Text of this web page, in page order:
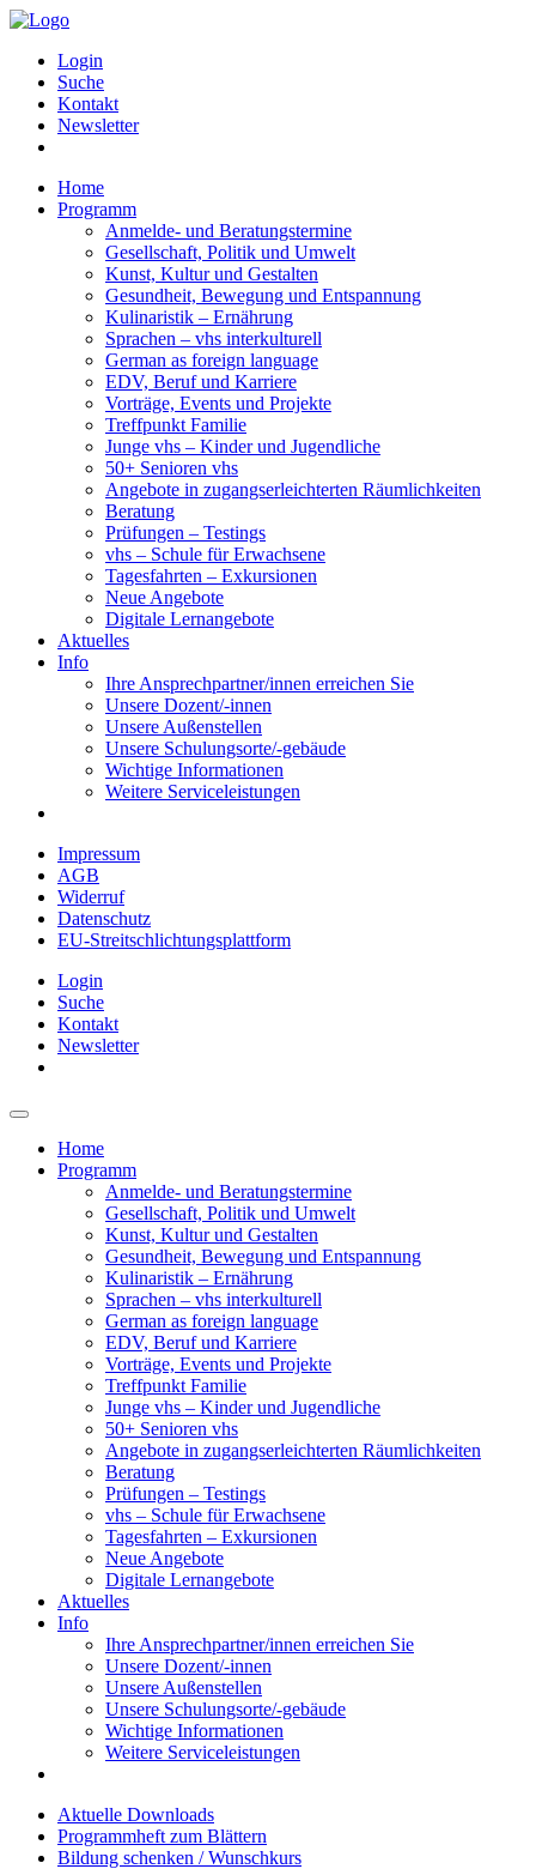
Login
Suche
Kontakt
Newsletter
Home
Programm
Anmelde- und Beratungstermine
Gesellschaft, Politik und Umwelt
Kunst, Kultur und Gestalten
Gesundheit, Bewegung und Entspannung
Kulinaristik – Ernährung
Sprachen – vhs interkulturell
German as foreign language
EDV, Beruf und Karriere
Vorträge, Events und Projekte
Treffpunkt Familie
Junge vhs – Kinder und Jugendliche
50+ Senioren vhs
Angebote in zugangserleichterten Räumlichkeiten
Beratung
Prüfungen – Testings
vhs – Schule für Erwachsene
Tagesfahrten – Exkursionen
Neue Angebote
Digitale Lernangebote
Aktuelles
Info
Ihre Ansprechpartner/innen erreichen Sie
Unsere Dozent/-innen
Unsere Außenstellen
Unsere Schulungsorte/-gebäude
Wichtige Informationen
Weitere Serviceleistungen
Impressum
AGB
Widerruf
Datenschutz
EU-Streitschlichtungsplattform
Login
Suche
Kontakt
Newsletter
Home
Programm
Anmelde- und Beratungstermine
Gesellschaft, Politik und Umwelt
Kunst, Kultur und Gestalten
Gesundheit, Bewegung und Entspannung
Kulinaristik – Ernährung
Sprachen – vhs interkulturell
German as foreign language
EDV, Beruf und Karriere
Vorträge, Events und Projekte
Treffpunkt Familie
Junge vhs – Kinder und Jugendliche
50+ Senioren vhs
Angebote in zugangserleichterten Räumlichkeiten
Beratung
Prüfungen – Testings
vhs – Schule für Erwachsene
Tagesfahrten – Exkursionen
Neue Angebote
Digitale Lernangebote
Aktuelles
Info
Ihre Ansprechpartner/innen erreichen Sie
Unsere Dozent/-innen
Unsere Außenstellen
Unsere Schulungsorte/-gebäude
Wichtige Informationen
Weitere Serviceleistungen
Aktuelle Downloads
Programmheft zum Blättern
Bildung schenken / Wunschkurs